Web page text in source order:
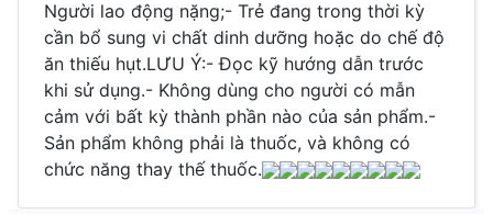
Người lao động nặng;- Trẻ đang trong thời kỳ
cần bổ sung vi chất dinh dưỡng hoặc do chế độ
ăn thiếu hụt.LƯU Ý:- Đọc kỹ hướng dẫn trước
khi sử dụng.- Không dùng cho người có mẫn
cảm với bất kỳ thành phần nào của sản phẩm.-
Sản phẩm không phải là thuốc, và không có
chức năng thay thế thuốc.